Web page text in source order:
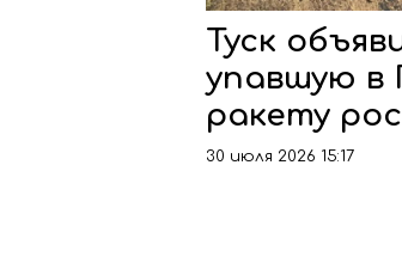
Туск
упавшую в
ракету
30 июля 2026 15:17